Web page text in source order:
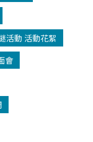
活動 活動花絮
會